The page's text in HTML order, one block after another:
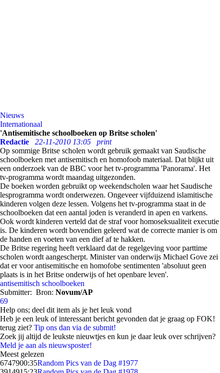
Nieuws
Internationaal
'Antisemitische schoolboeken op Britse scholen'
Redactie
22-11-2010 13:05
print
Op sommige Britse scholen wordt gebruik gemaakt van Saudische
schoolboeken met antisemitisch en homofoob materiaal. Dat blijkt uit
een onderzoek van de BBC voor het tv-programma 'Panorama'. Het
tv-programma wordt maandag uitgezonden.
De boeken worden gebruikt op weekendscholen waar het Saudische
lesprogramma wordt onderwezen. Ongeveer vijfduizend islamitische
kinderen volgen deze lessen. Volgens het tv-programma staat in de
schoolboeken dat een aantal joden is veranderd in apen en varkens.
Ook wordt kinderen verteld dat de straf voor homoseksualiteit executie
is. De kinderen wordt bovendien geleerd wat de correcte manier is om
de handen en voeten van een dief af te hakken.
De Britse regering heeft verklaard dat de regelgeving voor parttime
scholen wordt aangescherpt. Minister van onderwijs Michael Gove zei
dat er voor antisemitische en homofobe sentimenten 'absoluut geen
plaats is in het Britse onderwijs of het openbare leven'.
antisemitisch schoolboeken
Submitter: Bron: Novum/AP
69
Help ons; deel dit item als je het leuk vond
Heb je een leuk of interessant bericht gevonden dat je graag op FOK!
terug ziet? Tip ons dan via de submit!
Zoek jij altijd de leukste nieuwtjes en kun je daar leuk over schrijven?
Meld je aan als nieuwsposter!
Meest gelezen
6747900:35Random Pics van de Dag #1977